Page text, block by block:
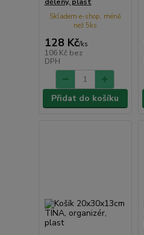
128 Kč/ks
106 Kč bez
DPH
Skladem e-shop, méně
než 5ks
Přidat do košíku